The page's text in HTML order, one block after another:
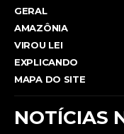
GERAL
AMAZÔNIA
VIROU LEI
EXPLICANDO
MAPA DO SITE
NOTÍCIAS